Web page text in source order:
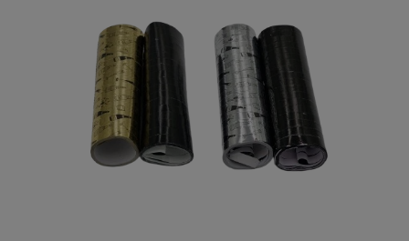
PRODUKTER
RAKETTER
BATTERIER
PIROMAX
COMPOUND BATTERIER
OM OS
KONTAKT OS